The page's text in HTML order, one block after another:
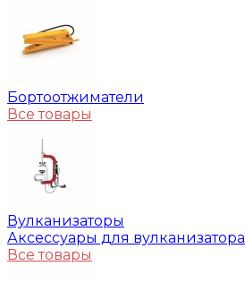
Бортоотжиматели
Все товары
Вулканизаторы
Аксессуары для вулканизатора
Все товары